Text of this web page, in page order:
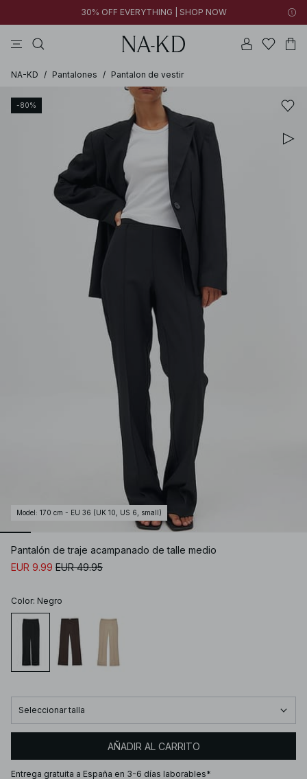
30% OFF EVERYTHING | SHOP NOW
NA-KD / Pantalones / Pantalon de vestir
-80%
Model : 170 cm - EU 36 (UK 10, US 6, small)
Pantalón de traje acampanado de talle medio
EUR 9.99 EUR 49.95
Color: Negro
Seleccionar talla
AÑADIR AL CARRITO
Entrega gratuita a España en 3-6 días laborables*